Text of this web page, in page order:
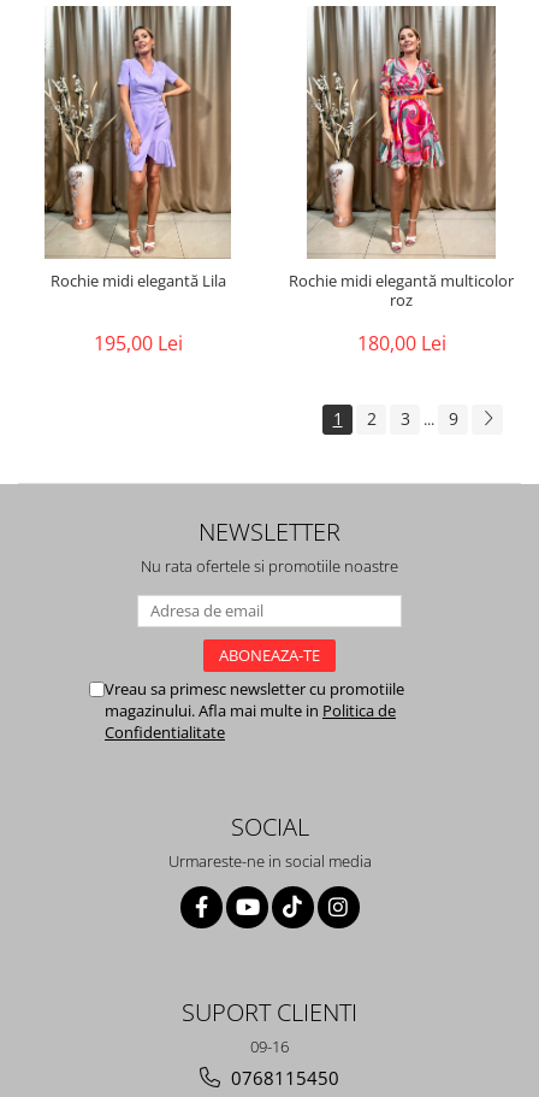
Rochie midi elegantă Lila
195,00 Lei
Rochie midi elegantă multicolor
roz
180,00 Lei
1 2 3 ... 9
NEWSLETTER
Nu rata ofertele si promotiile noastre
Vreau sa primesc newsletter cu promotiile
magazinului. Afla mai multe in Politica de
Confidentialitate
SOCIAL
Urmareste-ne in social media
SUPORT CLIENTI
09-16
0768115450